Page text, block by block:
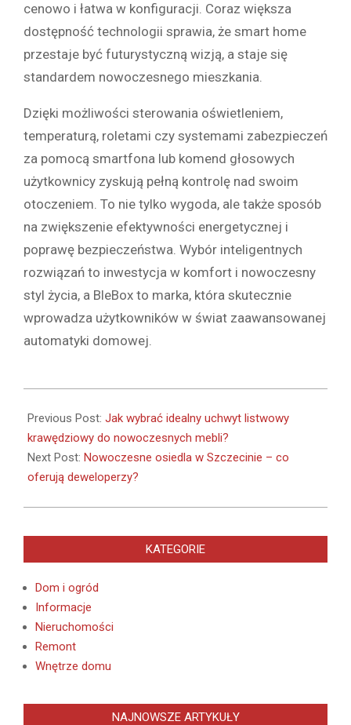
cenowo i łatwa w konfiguracji. Coraz większa
dostępność technologii sprawia, że smart home
przestaje być futurystyczną wizją, a staje się
standardem nowoczesnego mieszkania.
Dzięki możliwości sterowania oświetleniem,
temperaturą, roletami czy systemami zabezpieczeń
za pomocą smartfona lub komend głosowych
użytkownicy zyskują pełną kontrolę nad swoim
otoczeniem. To nie tylko wygoda, ale także sposób
na zwiększenie efektywności energetycznej i
poprawę bezpieczeństwa. Wybór inteligentnych
rozwiązań to inwestycja w komfort i nowoczesny
styl życia, a BleBox to marka, która skutecznie
wprowadza użytkowników w świat zaawansowanej
automatyki domowej.
02-
24
Previous Post: Jak wybrać idealny uchwyt listwowy
krawędziowy do nowoczesnych mebli?
Next Post: Nowoczesne osiedla w Szczecinie – co
oferują deweloperzy?
KATEGORIE
Dom i ogród
Informacje
Nieruchomości
Remont
Wnętrze domu
NAJNOWSZE ARTYKUŁY